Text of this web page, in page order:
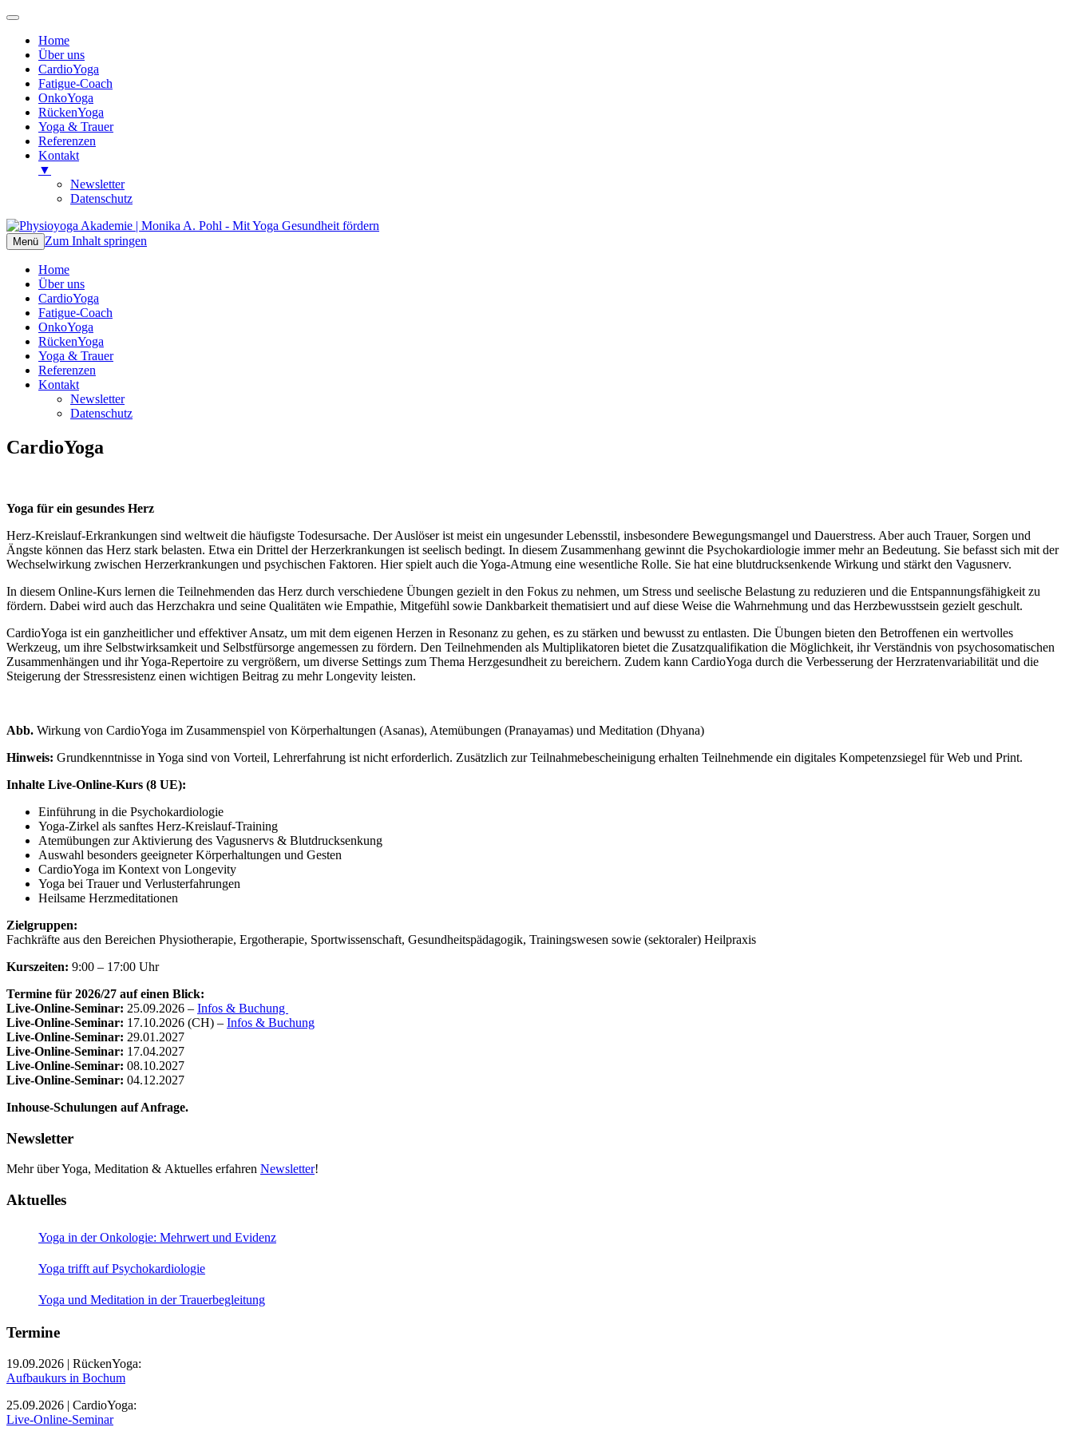
Home
Über uns
CardioYoga
Fatigue-Coach
OnkoYoga
RückenYoga
Yoga & Trauer
Referenzen
Kontakt
▼
Newsletter
Datenschutz
Physioyoga Akademie | Monika A. Pohl
Mit Yoga Gesundheit fördern
Menü Zum Inhalt springen
Home
Über uns
CardioYoga
Fatigue-Coach
OnkoYoga
RückenYoga
Yoga & Trauer
Referenzen
Kontakt
Newsletter
Datenschutz
CardioYoga
Yoga für ein gesundes Herz
Herz-Kreislauf-Erkrankungen sind weltweit die häufigste Todesursache. Der Auslöser ist meist ein ungesunder Lebensstil, insbesondere Bewegungsmangel und Dauerstress. Aber auch Trauer, Sorgen und
Ängste können das Herz stark belasten. Etwa ein Drittel der Herzerkrankungen ist seelisch bedingt. In diesem Zusammenhang gewinnt die Psychokardiologie immer mehr an Bedeutung. Sie befasst sich mit der
Wechselwirkung zwischen Herzerkrankungen und psychischen Faktoren. Hier spielt auch die Yoga-Atmung eine wesentliche Rolle. Sie hat eine blutdrucksenkende Wirkung und stärkt den Vagusnerv.
In diesem Online-Kurs lernen die Teilnehmenden das Herz durch verschiedene Übungen gezielt in den Fokus zu nehmen, um Stress und seelische Belastung zu reduzieren und die Entspannungsfähigkeit zu
fördern. Dabei wird auch das Herzchakra und seine Qualitäten wie Empathie, Mitgefühl sowie Dankbarkeit thematisiert und auf diese Weise die Wahrnehmung und das Herzbewusstsein gezielt geschult.
CardioYoga ist ein ganzheitlicher und effektiver Ansatz, um mit dem eigenen Herzen in Resonanz zu gehen, es zu stärken und bewusst zu entlasten. Die Übungen bieten den Betroffenen ein wertvolles
Werkzeug, um ihre Selbstwirksamkeit und Selbstfürsorge angemessen zu fördern. Den Teilnehmenden als Multiplikatoren bietet die Zusatzqualifikation die Möglichkeit, ihr Verständnis von psychosomatischen
Zusammenhängen und ihr Yoga-Repertoire zu vergrößern, um diverse Settings zum Thema Herzgesundheit zu bereichern. Zudem kann CardioYoga durch die Verbesserung der Herzratenvariabilität und die
Steigerung der Stressresistenz einen wichtigen Beitrag zu mehr Longevity leisten.
Abb. Wirkung von CardioYoga im Zusammenspiel von Körperhaltungen (Asanas), Atemübungen (Pranayamas) und Meditation (Dhyana)
Hinweis: Grundkenntnisse in Yoga sind von Vorteil, Lehrerfahrung ist nicht erforderlich. Zusätzlich zur Teilnahmebescheinigung erhalten Teilnehmende ein digitales Kompetenzsiegel für Web und Print.
Inhalte Live-Online-Kurs (8 UE):
Einführung in die Psychokardiologie
Yoga-Zirkel als sanftes Herz-Kreislauf-Training
Atemübungen zur Aktivierung des Vagusnervs & Blutdrucksenkung
Auswahl besonders geeigneter Körperhaltungen und Gesten
CardioYoga im Kontext von Longevity
Yoga bei Trauer und Verlusterfahrungen
Heilsame Herzmeditationen
Zielgruppen:
Fachkräfte aus den Bereichen Physiotherapie, Ergotherapie, Sportwissenschaft, Gesundheitspädagogik, Trainingswesen sowie (sektoraler) Heilpraxis
Kurszeiten: 9:00 – 17:00 Uhr
Termine für 2026/27 auf einen Blick:
Live-Online-Seminar: 25.09.2026 – Infos & Buchung
Live-Online-Seminar: 17.10.2026 (CH) – Infos & Buchung
Live-Online-Seminar: 29.01.2027
Live-Online-Seminar: 17.04.2027
Live-Online-Seminar: 08.10.2027
Live-Online-Seminar: 04.12.2027
Inhouse-Schulungen auf Anfrage.
Newsletter
Mehr über Yoga, Meditation & Aktuelles erfahren Newsletter!
Aktuelles
Yoga in der Onkologie: Mehrwert und Evidenz
Yoga trifft auf Psychokardiologie
Yoga und Meditation in der Trauerbegleitung
Termine
19.09.2026 | RückenYoga:
Aufbaukurs in Bochum
25.09.2026 | CardioYoga:
Live-Online-Seminar